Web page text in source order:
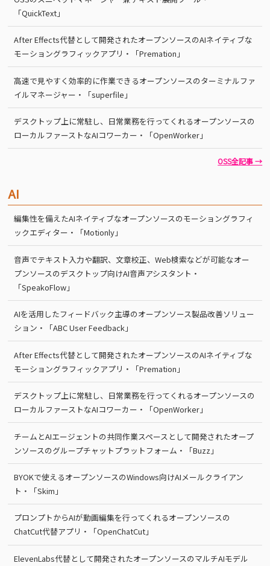
「QuickText」
After Effects代替として開発されたオープンソースのAIネイティブな
モーショングラフィックアプリ・「Premation」
高速で見やすく効率的に作業できるオープンソースのターミナルファ
イルマネージャー・「superfile」
デスクトップ上に常駐し、日常業務を行ってくれるオープンソースの
ローカルファーストなAIコワーカー・「OpenWorker」
OSS全記事 →
AI
編集性を備えたAIネイティブなオープンソースのモーショングラフィ
ックエディター・「Motionly」
音声でテキスト入力や翻訳、文章校正、Web検索などが可能なオー
プンソースのデスクトップ向けAI音声アシスタント・
「SpeakoFlow」
AIを活用したフィードバック主導のオープンソース製品改善ソリュー
ション・「ABC User Feedback」
After Effects代替として開発されたオープンソースのAIネイティブな
モーショングラフィックアプリ・「Premation」
デスクトップ上に常駐し、日常業務を行ってくれるオープンソースの
ローカルファーストなAIコワーカー・「OpenWorker」
チームとAIエージェントの共同作業スペースとして開発されたオープ
ンソースのグループチャットプラットフォーム・「Buzz」
BYOKで使えるオープンソースのWindows向けAIメールクライアン
ト・「Skim」
プロンプトからAIが動画編集を行ってくれるオープンソースの
ChatCut代替アプリ・「OpenChatCut」
ElevenLabs代替として開発されたオープンソースのマルチAIモデル